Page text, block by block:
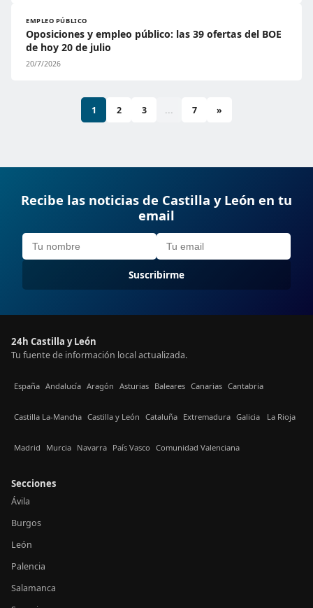
EMPLEO PÚBLICO
Oposiciones y empleo público: las 39 ofertas del BOE
de hoy 20 de julio
20/7/2026
1 2 3 ... 7 »
Recibe las noticias de Castilla y León en tu
email
Suscribirme
24h Castilla y León
Tu fuente de información local actualizada.
España Andalucía Aragón Asturias Baleares Canarias Cantabria
Castilla La-Mancha Castilla y León Cataluña Extremadura Galicia La Rioja
Madrid Murcia Navarra País Vasco Comunidad Valenciana
Secciones
Ávila
Burgos
León
Palencia
Salamanca